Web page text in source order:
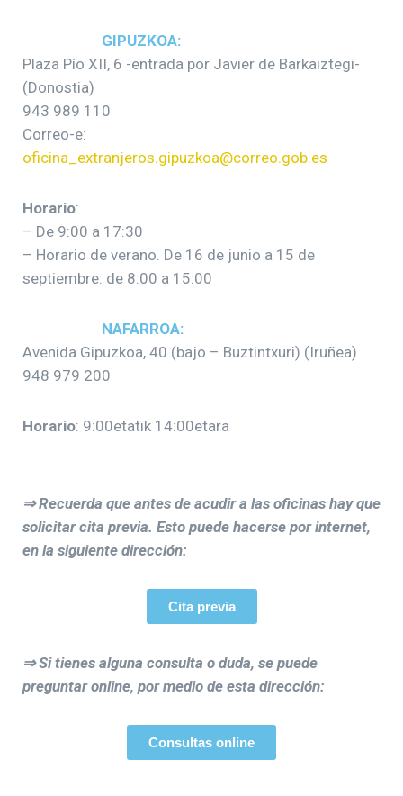
GIPUZKOA:
Plaza Pío XII, 6 -entrada por Javier de Barkaiztegi-
(Donostia)
943 989 110
Correo-e:
oficina_extranjeros.gipuzkoa@correo.gob.es
Horario:
– De 9:00 a 17:30
– Horario de verano. De 16 de junio a 15 de
septiembre: de 8:00 a 15:00
NAFARROA:
Avenida Gipuzkoa, 40 (bajo – Buztintxuri) (Iruñea)
948 979 200
Horario: 9:00etatik 14:00etara
⇒ Recuerda que antes de acudir a las oficinas hay que
solicitar cita previa. Esto puede hacerse por internet,
en la siguiente dirección:
Cita previa
⇒ Si tienes alguna consulta o duda, se puede
preguntar online, por medio de esta dirección:
Consultas online